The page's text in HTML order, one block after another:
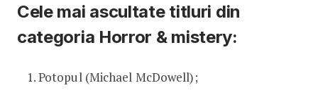
Cele mai ascultate titluri din
categoria Horror & mistery:
Potopul (Michael McDowell);